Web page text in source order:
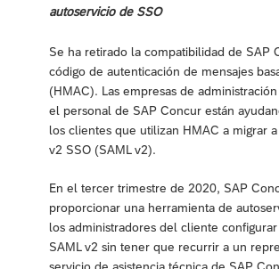
autoservicio de SSO
Se ha retirado la compatibilidad de SAP
código de autenticación de mensajes
(HMAC). Las empresas de
el personal de SAP Concur están
los clientes que utilizan HMAC a migrar
v2 SSO (SAML v2).
En el tercer trimestre de 2020, SAP
proporcionar una herramienta de
los administradores del cliente
SAML v2 sin tener que recurrir a un